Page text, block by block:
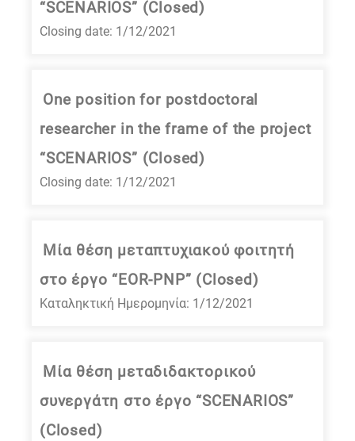
“SCENARIOS” (Closed)
Closing date: 1/12/2021
One position for postdoctoral
researcher in the frame of the project
“SCENARIOS” (Closed)
Closing date: 1/12/2021
Μία θέση μεταπτυχιακού φοιτητή
στο έργο “EOR-PNP” (Closed)
Καταληκτική Ημερομηνία: 1/12/2021
Μία θέση μεταδιδακτορικού
συνεργάτη στο έργο “SCENARIOS”
(Closed)